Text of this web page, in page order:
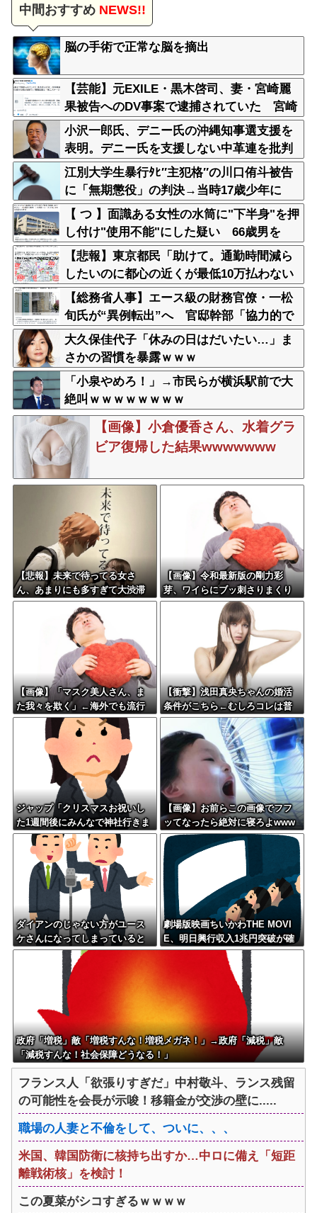
中間おすすめNEWS!!
脳の手術で正常な脳を摘出
【芸能】元EXILE・黒木啓司、妻・宮崎麗
果被告へのDV事案で逮捕されていた 宮崎
は全身打撲、頭部裂傷及び打撲、頸部損傷
の怪我
小沢一郎氏、デニー氏の沖縄知事選支援を
表明。デニー氏を支援しない中革連を批判
江別大学生暴行ﾀﾋ″主犯格″の川口侑斗被告
に「無期懲役」の判決→当時17歳少年に
「懲役30年」の判決
【 つ 】面識ある女性の水筒に"下半身"を押
し付け"使用不能"にした疑い 66歳男を
「器物損壊」容疑で逮捕 札幌市
【悲報】東京都民「助けて。通勤時間減ら
したいのに都心の近くが最低10万払わない
と住めないの」
【総務省人事】エース級の財務官僚・一松
旬氏が“異例転出”へ 官邸幹部「協力的で
なかったから」
大久保佳代子「休みの日はだいたい…」ま
さかの習慣を暴露ｗｗｗ
「小泉やめろ！」→市民らが横浜駅前で大
絶叫ｗｗｗｗｗｗｗｗ
【画像】小倉優香さん、水着グラ
ビア復帰した結果wwwwwww
【悲報】未来で待ってる女さ
ん、あまりにも多すぎて大渋滞
に????
【画像】令和最新版の剛力彩
芽、ワイらにブッ刺さりまくり
と話題にw w w w w w w w w w
【画像】「マスク美人さん、ま
た我々を欺く」←海外でも流行
りだした結果がこちらw w w w
【衝撃】浅田真央ちゃんの婚活
条件がこちら←むしろコレは普
通じゃね？w w w w w w w w
ジャップ「クリスマスお祝いし
た1週間後にみんなで神社行きま
す」←これ
【画像】お前らこの画像でフフ
ッてなったら絶対に寝ろよwww
www
ダイアンのじゃない方がユース
ケさんになってしまっていると
いう事実←これ
劇場版映画ちいかわTHE MOVI
E、明日興行収入1兆円突破が確
実にｗｗｗｗｗｗｗｗｗｗｗｗ
政府「増税」敵「増税すんな！増税メガネ！」→政府「減税」敵
「減税すんな！社会保障どうなる！」
フランス人「欲張りすぎだ」中村敬斗、ランス残留
の可能性を会長が示唆！移籍金が交渉の壁に.....
職場の人妻と不倫をして、ついに、、、
米国、韓国防衛に核持ち出すか…中ロに備え「短距
離戦術核」を検討！
この夏菜がシコすぎるｗｗｗｗ